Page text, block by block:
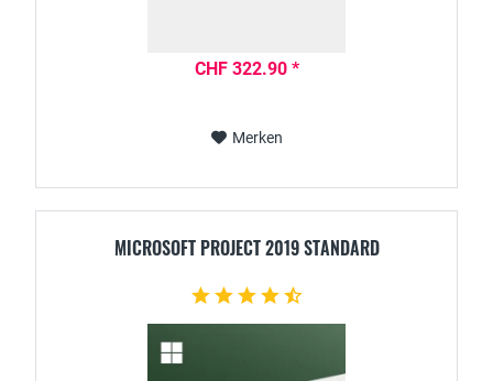
CHF 322.90 *
Merken
MICROSOFT PROJECT 2019 STANDARD